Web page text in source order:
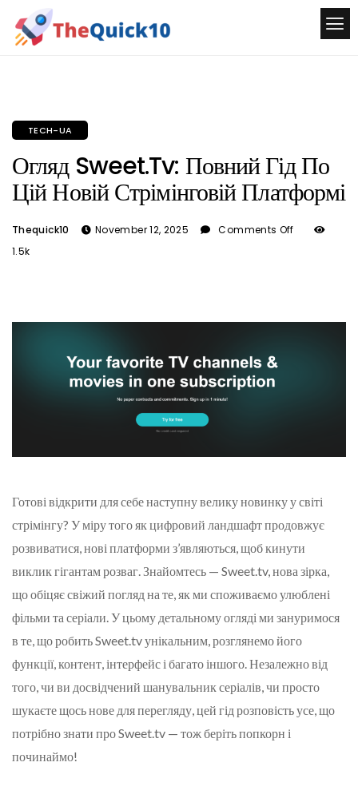
TECH-UA
Огляд Sweet.tv: Повний Гід По
Цій Новій Стрімінговій Платформі
Thequick10 November 12, 2025
Comments Off
1.5k
Готові відкрити для себе наступну велику новинку у світі
стрімінгу? У міру того як цифровий ландшафт продовжує
розвиватися, нові платформи з’являються, щоб кинути
виклик гігантам розваг. Знайомтесь — Sweet.tv, нова зірка,
що обіцяє свіжий погляд на те, як ми споживаємо улюблені
фільми та серіали. У цьому детальному огляді ми зануримося
в те, що робить Sweet.tv унікальним, розглянемо його
функції, контент, інтерфейс і багато іншого. Незалежно від
того, чи ви досвідчений шанувальник серіалів, чи просто
шукаєте щось нове для перегляду, цей гід розповість усе, що
потрібно знати про Sweet.tv — тож беріть попкорн і
починаймо!